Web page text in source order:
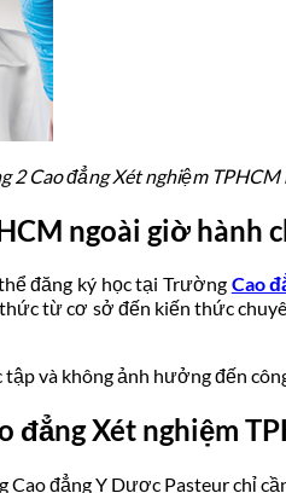
2 Cao đẳng Xét nghiệm
ngoài giờ hành
đăng ký học tại Trường Cao
từ cơ sở đến kiến thức
và không ảnh hưởng đến
đẳng Xét nghiệm
Cao đẳng Y Dược Pasteur chỉ